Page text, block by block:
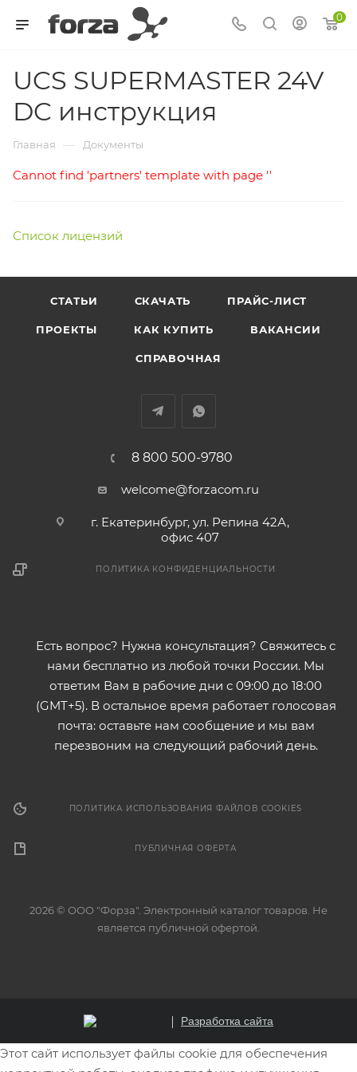
0
UCS SUPERMASTER 24V
DC инструкция
Главная — Документы
Cannot find 'partners' template with page ''
Список лицензий
СТАТЬИ СКАЧАТЬ ПРАЙС-ЛИСТ
ПРОЕКТЫ КАК КУПИТЬ ВАКАНСИИ
СПРАВОЧНАЯ
8 800 500-9780
welcome@forzacom.ru
г. Екатеринбург, ул. Репина 42А,
офис 407
ПОЛИТИКА КОНФИДЕНЦИАЛЬНОСТИ
Есть вопрос? Нужна консультация? Свяжитесь с
нами бесплатно из любой точки России. Мы
ответим Вам в рабочие дни с 09:00 до 18:00
(GMT+5). В остальное время работает голосовая
почта: оставьте нам сообщение и мы вам
перезвоним на следующий рабочий день.
ПОЛИТИКА ИСПОЛЬЗОВАНИЯ ФАЙЛОВ COOKIES
ПУБЛИЧНАЯ ОФЕРТА
2026 © ООО "Форза". Электронный каталог товаров. Не
является публичной офертой.
Разработка сайта
Этот сайт использует файлы cookie для обеспечения